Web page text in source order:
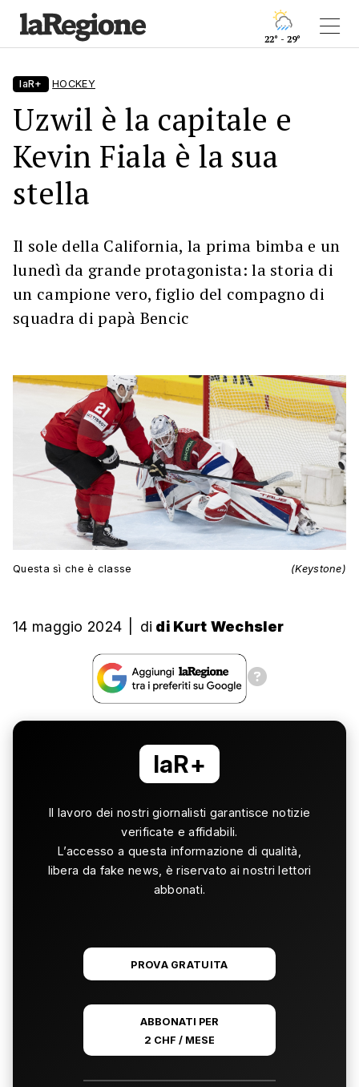
22° - 29°
laR+ HOCKEY
Uzwil è la capitale e
Kevin Fiala è la sua
stella
Il sole della California, la prima bimba e un
lunedì da grande protagonista: la storia di
un campione vero, figlio del compagno di
squadra di papà Bencic
Questa sì che è classe (Keystone)
14 maggio 2024 di di Kurt Wechsler
laR+
Il lavoro dei nostri giornalisti garantisce notizie
verificate e affidabili.
L’accesso a questa informazione di qualità,
libera da fake news, è riservato ai nostri lettori
abbonati.
PROVA GRATUITA
ABBONATI PER
2 CHF / MESE